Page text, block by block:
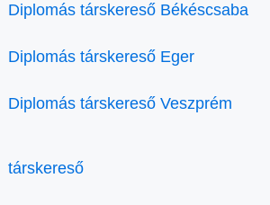
Diplomás társkereső Békéscsaba
Diplomás társkereső Eger
Diplomás társkereső Veszprém
társkereső